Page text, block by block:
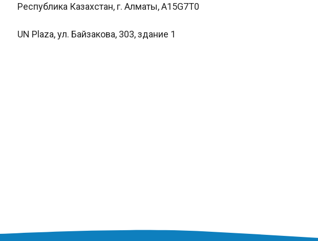
Республика Казахстан, г. Алматы, A15G7T0
UN Plaza, ул. Байзакова, 303, здание 1